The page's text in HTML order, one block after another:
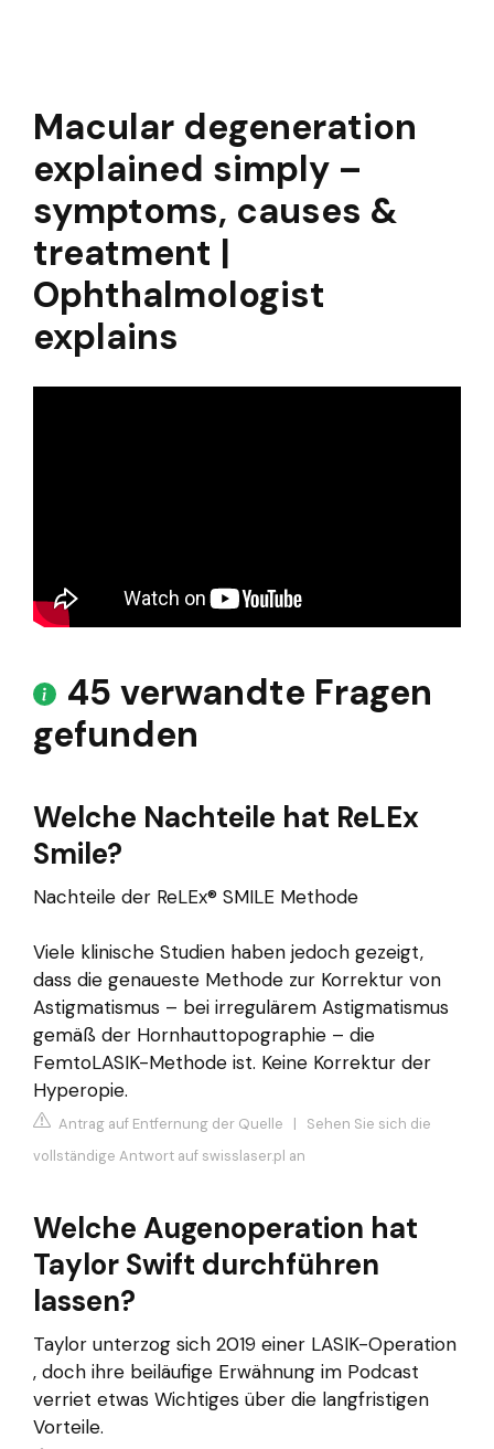
Macular degeneration
explained simply –
symptoms, causes &
treatment |
Ophthalmologist
explains
45 verwandte Fragen
gefunden
Welche Nachteile hat ReLEx
Smile?
Nachteile der ReLEx® SMILE Methode
Viele klinische Studien haben jedoch gezeigt,
dass die genaueste Methode zur Korrektur von
Astigmatismus – bei irregulärem Astigmatismus
gemäß der Hornhauttopographie – die
FemtoLASIK-Methode ist. Keine Korrektur der
Hyperopie.
Antrag auf Entfernung der Quelle | Sehen Sie sich die
vollständige Antwort auf swisslaser.pl an
Welche Augenoperation hat
Taylor Swift durchführen
lassen?
Taylor unterzog sich 2019 einer LASIK-Operation
, doch ihre beiläufige Erwähnung im Podcast
verriet etwas Wichtiges über die langfristigen
Vorteile.